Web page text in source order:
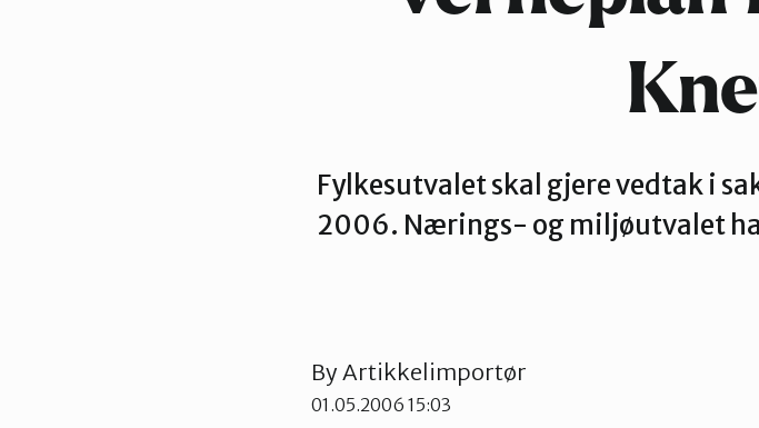
Fylkesutvalet skal gjere vedtak i
2006. Nærings- og miljøutvalet
By Artikkelimportør
01.05.2006 15:03